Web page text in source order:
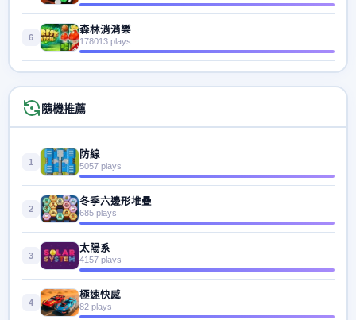
6
森林消消樂
178013 plays
隨機推薦
1
防線
5057 plays
2
冬季六邊形堆疊
685 plays
3
太陽系
4157 plays
4
極速快感
82 plays